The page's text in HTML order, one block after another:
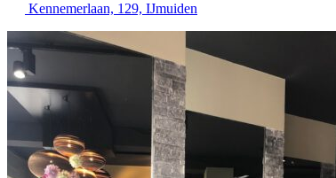
Kennemerlaan, 129, IJmuiden